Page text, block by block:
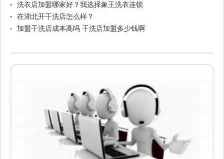
洗衣店加盟哪家好？我选择象王洗衣连锁
在湖北开干洗店怎么样？
加盟干洗店成本高吗 干洗店加盟多少钱啊